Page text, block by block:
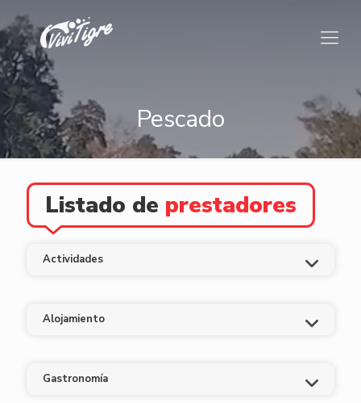
Pescado
Listado de prestadores
Actividades
Alojamiento
Gastronomía